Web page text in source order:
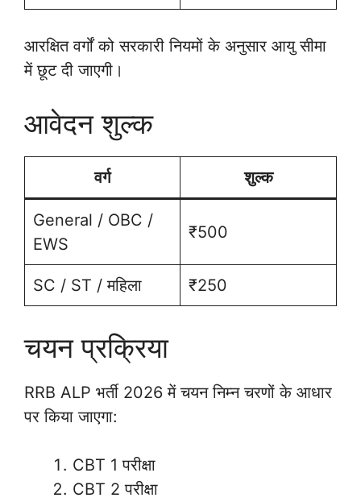
आरक्षित वर्गों को सरकारी नियमों के अनुसार आयु सीमा
में छूट दी जाएगी।
आवेदन शुल्क
वर्ग शुल्क
General / OBC /
EWS
₹500
SC / ST / महिला ₹250
चयन प्रक्रिया
RRB ALP भर्ती 2026 में चयन निम्न चरणों के आधार
पर किया जाएगा:
CBT 1 परीक्षा
CBT 2 परीक्षा